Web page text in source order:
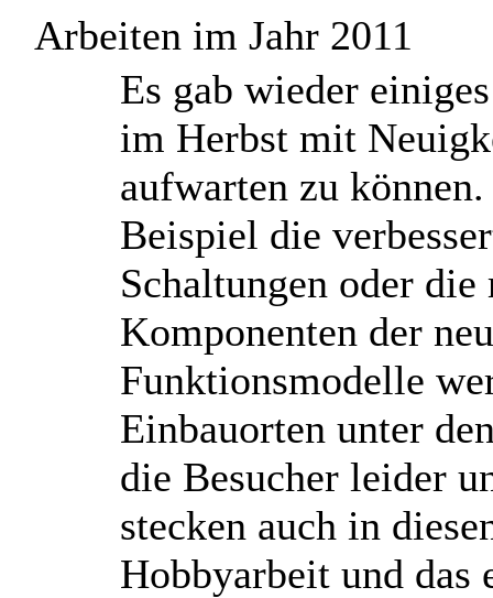
Arbeiten im Jahr 2011
Es gab wieder
im Herbst mit
aufwarten zu
Beispiel die
Schaltungen oder die
Komponenten der
Funktionsmodelle
Einbauorten unter
die Besucher leider
stecken auch in
Hobbyarbeit und